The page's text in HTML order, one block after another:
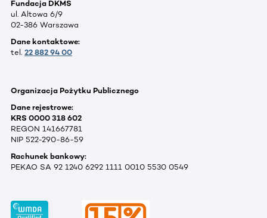
Fundacja DKMS
ul. Altowa 6/9
02-386 Warszawa
Dane kontaktowe:
tel. 22 882 94 00
Organizacja Pożytku Publicznego
Dane rejestrowe:
KRS 0000 318 602
REGON 141667781
NIP 522-290-86-59
Rachunek bankowy:
PEKAO SA 92 1240 6292 1111 0010 5530 0549